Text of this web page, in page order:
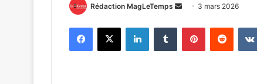
Rédaction MagLeTemps
Envoyer
courriel
3 mars 2026
Facebook
X LinkedinTumblr PinterestReddit